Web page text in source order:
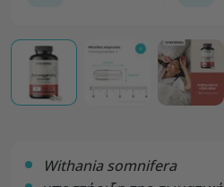
Withania somnifera